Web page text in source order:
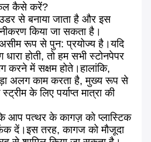
कैसे करें?
से बनाया जाता है और इस
किया जा सकता है।
रूप से पुन: प्रयोज्य है।यदि
धारा होती, तो हम सभी स्टोनपेपर
करने में सक्षम होते।हालांकि,
अलग काम करता है, मुख्य रूप से
के लिए पर्याप्त मात्रा की
आप पत्थर के कागज़ को प्लास्टिक
दें।इस तरह, कागज को मौजूदा